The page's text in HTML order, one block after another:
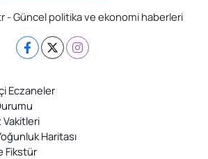
- Güncel politika ve ekonomi haberleri
Eczaneler
Vakitleri
Haritası
Fikstür